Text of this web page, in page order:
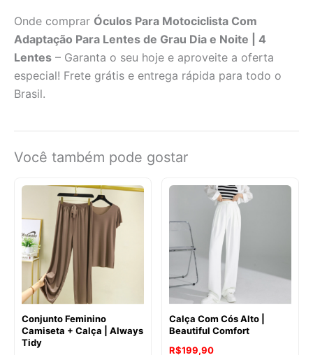
Onde comprar Óculos Para Motociclista Com
Adaptação Para Lentes de Grau Dia e Noite | 4
Lentes – Garanta o seu hoje e aproveite a oferta
especial! Frete grátis e entrega rápida para todo o
Brasil.
Você também pode gostar
Conjunto Feminino
Camiseta + Calça | Always
Tidy
Calça Com Cós Alto |
Beautiful Comfort
R$199,90